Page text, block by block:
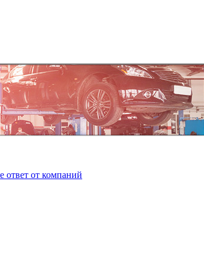
ответ от компаний